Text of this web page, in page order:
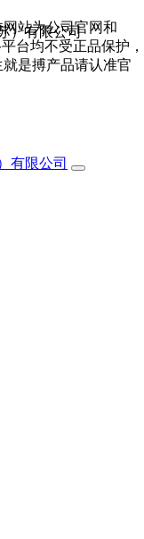
有限公司
站为公司官网和
台均不受正品保护，
是搏产品请认准官